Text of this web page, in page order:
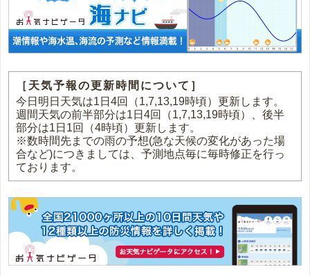
［天気予報の更新時間について］
今日明日天気は1日4回（1,7,13,19時頃）更新します。
週間天気の前半部分は1日4回（1,7,13,19時頃）、後半
部分は1日1回（4時頃）更新します。
※数時間先までの雨の予想(急な天候の変化があった場
合など)につきましては、予測地点毎に毎時修正を行っ
ております。